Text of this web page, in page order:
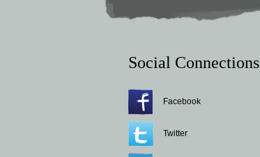
Social Connections
Facebook
Twitter